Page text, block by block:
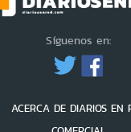
Síguenos en:
ACERCA DE DIARIOS EN